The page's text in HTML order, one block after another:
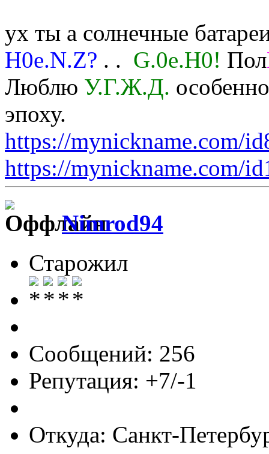
ух ты а солнечные
H0e.N.Z? . . G.0e.H0! Пол
Люблю У.Г.Ж.Д.
эпоху.
https://mynickname.com/
https://mynickname.com/
Nimrod94
Старожил
Сообщений: 256
Репутация: +7/-1
Откуда: Санкт-